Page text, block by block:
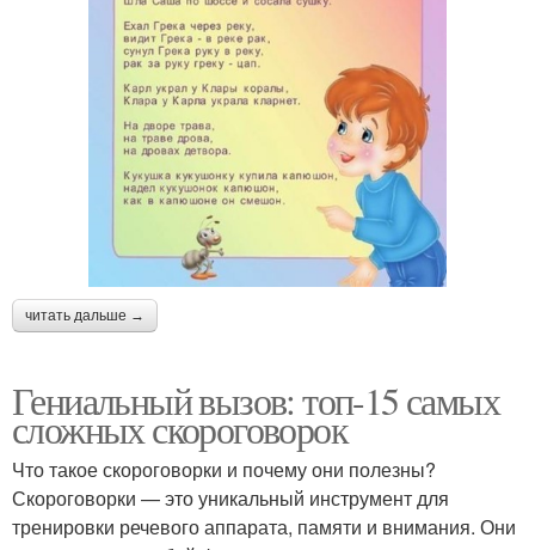
читать дальше →
Гениальный вызов: топ-15 самых
сложных скороговорок
Что такое скороговорки и почему они полезны?
Скороговорки — это уникальный инструмент для
тренировки речевого аппарата, памяти и внимания. Они